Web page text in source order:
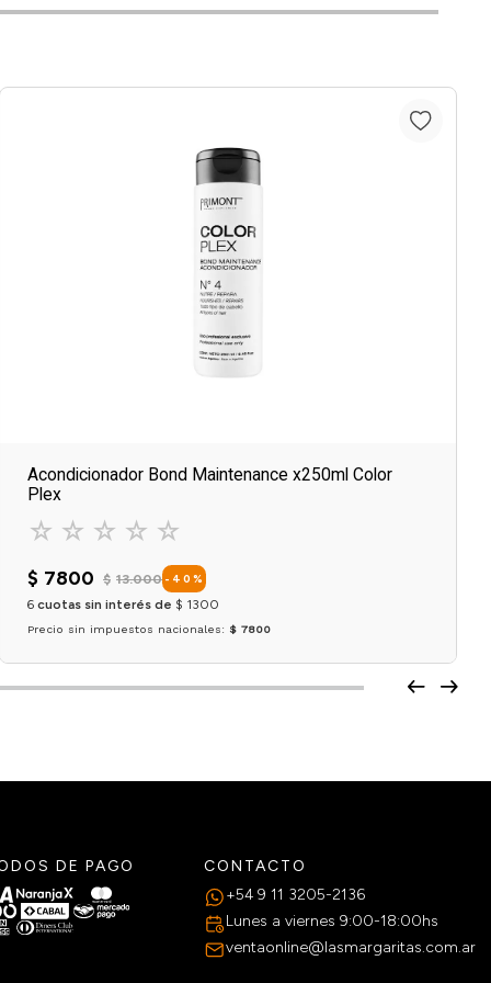
Acondicionador Bond Maintenance x250ml Color
Plex
☆ ☆ ☆ ☆ ☆
$ 7800 $ 13.000 - 40 %
6 cuotas sin interés de $ 1300
Precio sin impuestos nacionales: $ 7800
DE PAGO
CONTACTO
+54 9 11 3205-2136
Lunes a viernes 9:00-18:00hs
ventaonline@lasmargaritas.com.ar